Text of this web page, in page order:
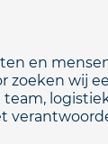
en
wij